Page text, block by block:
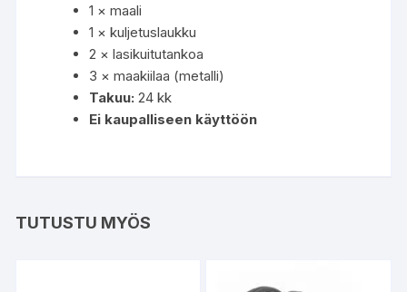
1 × maali
1 × kuljetuslaukku
2 × lasikuitutankoa
3 × maakiilaa (metalli)
Takuu: 24 kk
Ei kaupalliseen käyttöön
TUTUSTU MYÖS